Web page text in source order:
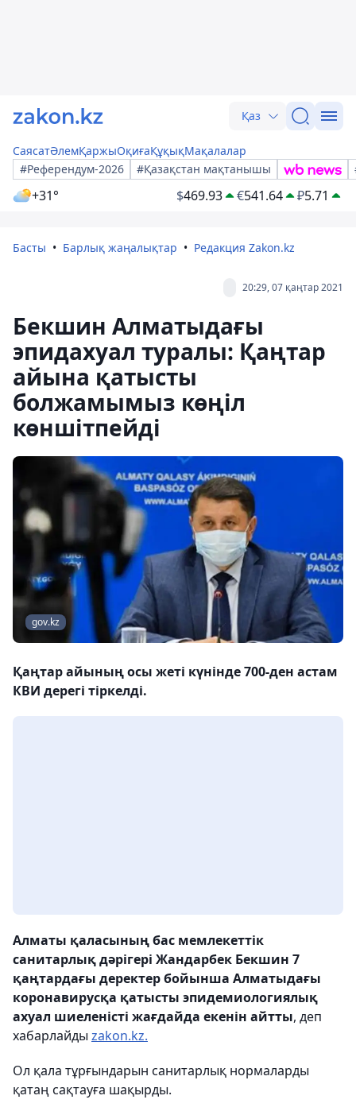
Қаз
СаясатӘлемҚаржыОқиғаҚұқықМақалалар
#Референдум-2026
#Қазақстан мақтанышы
+31° $469.93 €541.64 ₽5.71
Басты Барлық жаңалықтар Редакция Zakon.kz
20:29, 07 қаңтар 2021
Бекшин Алматыдағы
эпидахуал туралы: Қаңтар
айына қатысты
болжамымыз көңіл
көншітпейді
gov.kz
Қаңтар айының осы жеті күнінде 700-ден астам
КВИ дерегі тіркелді.
Алматы қаласының бас мемлекеттік
санитарлық дәрігері Жандарбек Бекшин 7
қаңтардағы деректер бойынша Алматыдағы
коронавирусқа қатысты эпидемиологиялық
ахуал шиеленісті жағдайда екенін айтты, деп
хабарлайды zakon.kz.
Ол қала тұрғындарын санитарлық нормаларды
қатаң сақтауға шақырды.